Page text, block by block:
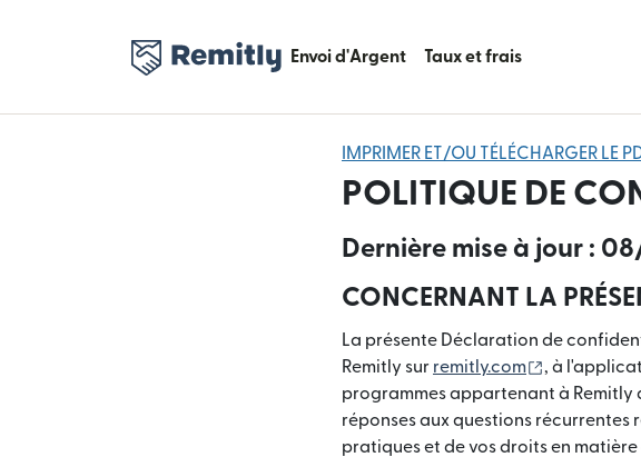
Envoi d'Argent Taux et frais
IMPRIMER ET/OU TÉLÉCHARGER LE
POLITIQUE DE
Dernière mise à jour :
CONCERNANT LA
La présente Déclaration de
Remitly sur remitly.com (s'ouvre
, à
programmes appartenant à Remitly
réponses aux questions
pratiques et de vos droits en